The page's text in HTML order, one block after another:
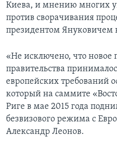
Киева, и мнению многих
против сворачивания
президентом Януковичем
«Не исключено, что новое
правительства
европейских требований
который на саммите
Риге в мае 2015 года
безвизового режима с
Александр Леонов.